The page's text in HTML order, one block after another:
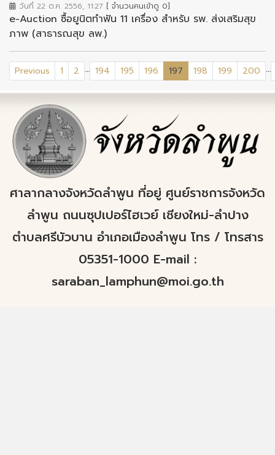
วันที่ 22 ต.ค. 2556, 11:27 [ จำนวนคนเข้าดู 0]
e-Auction ซื้อยูนิตทำฟัน 11 เครื่อง สำหรับ รพ. ส่งเสริมสุข
ภาพ (สาธารณสุข ลพ.)
Previous 1 2 ... 194 195 196 197 (current)
198 199 200 ...
ศาลากลางจังหวัดลำพูน ที่อยู่ ศูนย์ราชการจังหวัด
ลำพูน ถนนซุปเปอร์ไฮเวย์ เชียงใหม่-ลำปาง
ตำบลศรีบัวบาน อำเภอเมืองลำพูน โทร / โทรสาร
05351-1000 E-mail :
saraban_lamphun@moi.go.th